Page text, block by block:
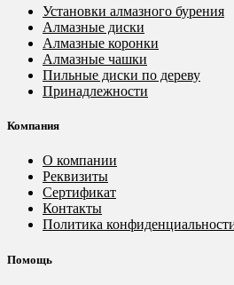
Установки алмазного бурения
Алмазные диски
Алмазные коронки
Алмазные чашки
Пильные диски по дереву
Принадлежности
Компания
О компании
Реквизиты
Сертификат
Контакты
Политика
Помощь